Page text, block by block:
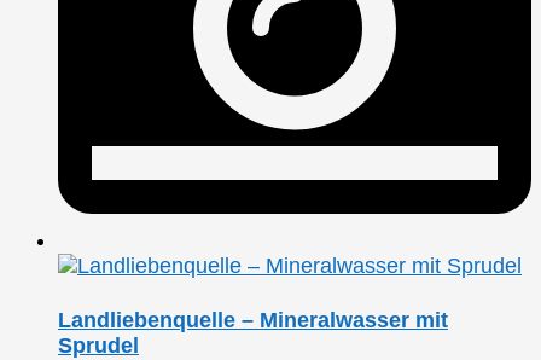
Landliebenquelle – Mineralwasser mit
Sprudel